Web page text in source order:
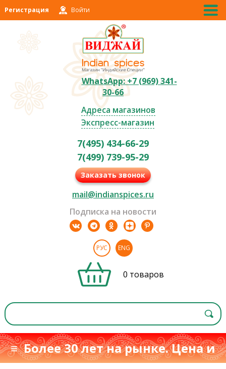
Регистрация Войти
WhatsApp: +7 (969) 341-
30-66
Адреса магазинов
Экспресс-магазин
7(495) 434-66-29
7(499) 739-95-29
Заказать звонок
mail@indianspices.ru
Подписка на новости
РУС ENG
0 товаров
≡ Более 30 лет на рынке. Цена и